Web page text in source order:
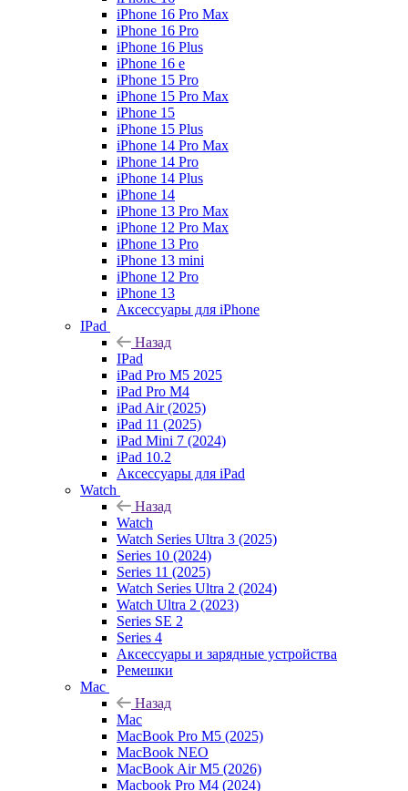
iPhone 16 Pro Max
iPhone 16 Pro
iPhone 16 Plus
iPhone 16 e
iPhone 15 Pro
iPhone 15 Pro Max
iPhone 15
iPhone 15 Plus
iPhone 14 Pro Max
iPhone 14 Pro
iPhone 14 Plus
iPhone 14
iPhone 13 Pro Max
iPhone 12 Pro Max
iPhone 13 Pro
iPhone 13 mini
iPhone 12 Pro
iPhone 13
Аксессуары для iPhone
IPad
Назад
IPad
iPad Pro M5 2025
iPad Pro M4
iPad Air (2025)
iPad 11 (2025)
iPad Mini 7 (2024)
iPad 10.2
Аксессуары для iPad
Watch
Назад
Watch
Watch Series Ultra 3 (2025)
Series 10 (2024)
Series 11 (2025)
Watch Series Ultra 2 (2024)
Watch Ultra 2 (2023)
Series SE 2
Series 4
Аксессуары и зарядные устройства
Ремешки
Mac
Назад
Mac
MacBook Pro M5 (2025)
MacBook NEO
MacBook Air M5 (2026)
Macbook Pro M4 (2024)